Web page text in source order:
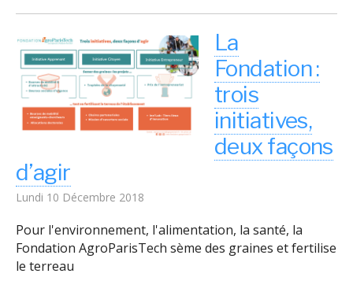
La
Fondation :
trois
initiatives,
deux façons
d’agir
Lundi 10 Décembre 2018
Pour l'environnement, l'alimentation, la santé, la
Fondation AgroParisTech sème des graines et fertilise
le terreau